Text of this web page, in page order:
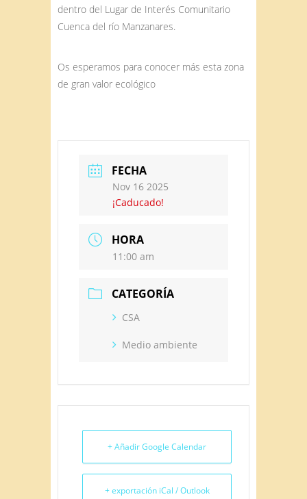
dentro del Lugar de Interés Comunitario
Cuenca del río Manzanares.
Os esperamos para conocer más esta zona
de gran valor ecológico
FECHA
Nov 16 2025
¡Caducado!
HORA
11:00 am
CATEGORÍA
CSA
Medio ambiente
+ Añadir Google Calendar
+ exportación iCal / Outlook